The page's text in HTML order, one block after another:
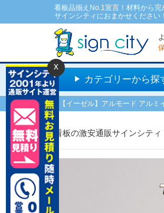
看板品揃えNo.1宣言！材料から完
サインシティにおまかせください！
カテゴリーから探
【イーゼル】アルモード アル
看板の激安通販サインシテ
x